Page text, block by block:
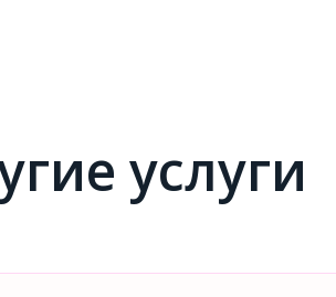
услуги